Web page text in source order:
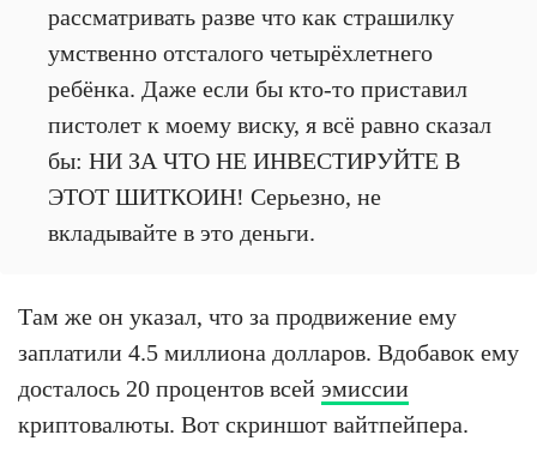
рассматривать разве что как страшилку
умственно отсталого четырёхлетнего
ребёнка. Даже если бы кто-то приставил
пистолет к моему виску, я всё равно сказал
бы: НИ ЗА ЧТО НЕ ИНВЕСТИРУЙТЕ В
ЭТОТ ШИТКОИН! Серьезно, не
вкладывайте в это деньги.
Там же он указал, что за продвижение ему
заплатили 4.5 миллиона долларов. Вдобавок ему
досталось 20 процентов всей эмиссии
криптовалюты. Вот скриншот вайтпейпера.